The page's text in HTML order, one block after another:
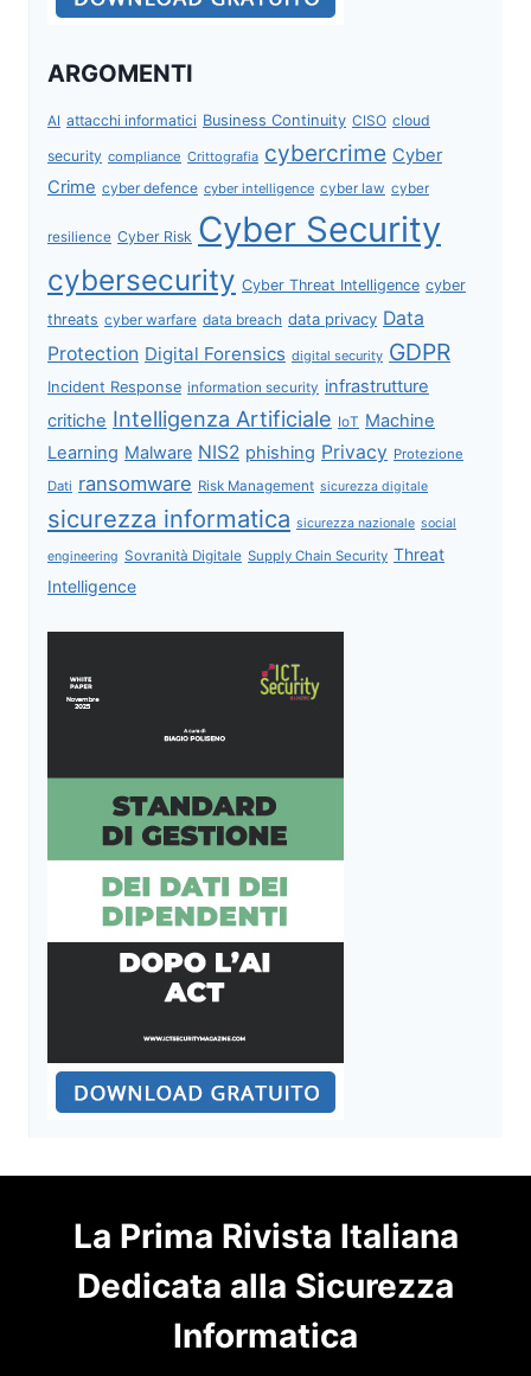
ARGOMENTI
AI attacchi informatici Business Continuity CISO cloud
security compliance Crittografia cybercrime Cyber
Crime cyber defence cyber intelligence cyber law cyber
resilience Cyber Risk Cyber Security
cybersecurity Cyber Threat Intelligence cyber
threats cyber warfare data breach data privacy Data
Protection Digital Forensics digital security GDPR
Incident Response information security infrastrutture
critiche Intelligenza Artificiale IoT Machine
Learning Malware NIS2 phishing Privacy Protezione
Dati ransomware Risk Management sicurezza digitale
sicurezza informatica sicurezza nazionale social
engineering Sovranità Digitale Supply Chain Security Threat
Intelligence
La Prima Rivista Italiana
Dedicata alla Sicurezza
Informatica